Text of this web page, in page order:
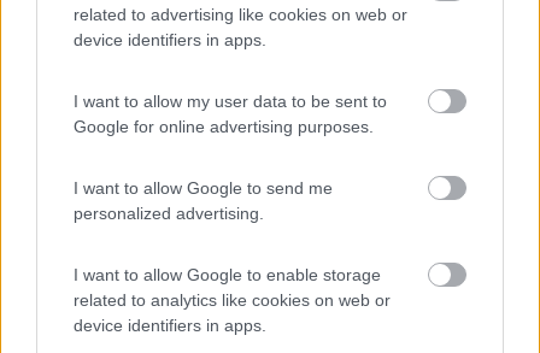
related to advertising like cookies on web or
device identifiers in apps.
I want to allow my user data to be sent to
Google for online advertising purposes.
I want to allow Google to send me
personalized advertising.
I want to allow Google to enable storage
related to analytics like cookies on web or
device identifiers in apps.
A 3 km dal centro, adiacente a piscina e toboga,
Ostersund - 351.8km
Krondikesvagen 95C